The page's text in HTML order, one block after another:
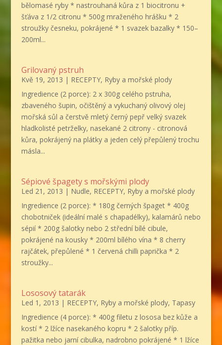
bělomasé ryby * nastrouhaná kůra z 1 biocitronu +
šťáva z 1/2 citronu * 500g mraženého hrášku * 2
stroužky česneku, pokrájené * 1 svazek bazalky * 150–
200ml...
Grilovaný pstruh
Kvě 19, 2013 | RECEPTY, Ryby a mořské plody
Ingredience (2 porce): 2 x 300g celého pstruha,
zbaveného šupin, očištěný a vykuchaný olivový olej
mořská sůl a čerstvě mletý černý pepř velký svazek
hladkolisté petrželky, nasekané 2 citrony - citronová
kůra, pokrájený na plátky a jeden celý přepůlený trochu
másla...
Sépiové špagety s mořskými plody
Led 21, 2013 | Nudle, RECEPTY, Ryby a mořské plody
Ingredience (2 porce): * 180g černých špaget * 400g
chobotniček (ideální malé s chapadélky), kalamárů nebo
sépií * 200g šalotky nebo 2 střední bílé cibule,
pokrájené na kousky * 200ml bílého vína * 8 cherry
rajčátek, přepůlené * 1 červená chilli paprička * 2
stroužky...
Lososový tatarák
Led 1, 2013 | RECEPTY, Ryby a mořské plody, Tapasy
Ingredience (4 porce): * 400g filetu z lososa bez kůže a
kostí * 2 lžíce nasekaného kopru * 2 šalotky příp.
pažitka nebo jarní cibulka, nadrobno pokrájené * 1 lžíce